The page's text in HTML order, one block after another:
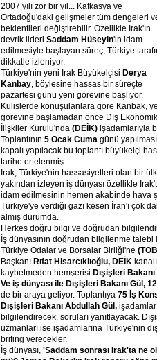
2007 yılı zor bir yıl... Kafkasya ve
Ortadoğu'daki gelişmeler tüm dengeleri
beklentileri değiştirebilir. Özellikle Irak'ın
devrik lideri Saddam Hüseyin'in idam
edilmesiyle başlayan süreç, Türkiye
dikkatle izleniyor.
Türkiye'nin yeni Irak Büyükelçisi Derya
Kanbay , böylesine hassas bir süreçte
pazartesi günü yeni görevine başlıyor.
Kulislerde konuşulanlara göre Kanbak,
görevine başlamadan önce Dış Ekonomik
İlişkiler Kurulu'nda (DEİK) işadamlarıyla
Toplantının 5 Ocak Cuma günü
kapalı yapılacak bu toplantı büyükelçi
tarihe ertelenmiş.
Irak, Türkiye'nin hassasiyetleri olan bir
yakından izleyen iş dünyası özellikle
idam edilmesinin hemen akabinde hava
Türkiye'ye verdiği gazı kesen İran'ı çok
almış durumda.
Herkes doğru bilgi ve doğrudan
İş dünyasının doğrudan bilgilenme talebi
Türkiye Odalar ve Borsalar Birliği'ne
Başkanı Rıfat Hisarcıklıoğlu, DEİK
kaybetmeden hemşerisi Dışişleri Bakanı
Ve iş dünyası ile Dışişleri Bakanı Gül, 12
de bir araya geliyor. Toplantıya 75 İş
Dışişleri Bakanı Abdullah Gül,
bilgilendirecek, soruları yanıtlayacak.
uzmanları ise işadamlarına Türkiye'nin
brifing verecekler.
İş dünyası, 'Saddam sonrası Irak'ta ne